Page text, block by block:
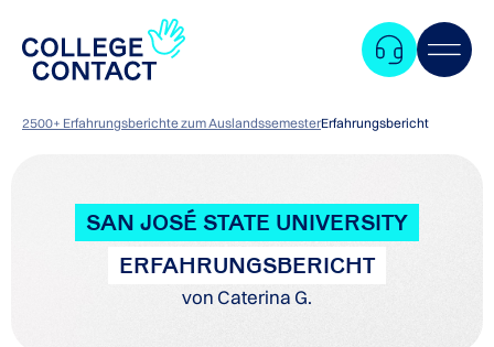
2500+ Erfahrungsberichte zum AuslandssemesterErfahrungsbericht
SAN JOSÉ STATE UNIVERSITY
ERFAHRUNGSBERICHT
von Caterina G.